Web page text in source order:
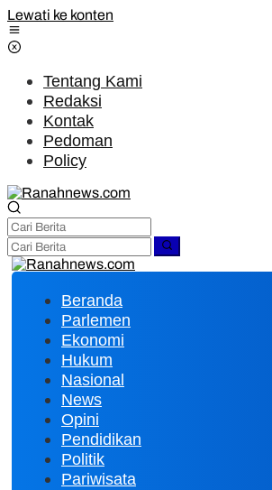
Lewati ke konten
Tentang Kami
Redaksi
Kontak
Pedoman
Policy
Beranda
Parlemen
Ekonomi
Hukum
Nasional
News
Opini
Pendidikan
Politik
Pariwisata